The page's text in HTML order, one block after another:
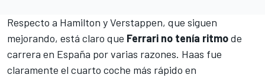
Respecto a Hamilton y Verstappen, que siguen
mejorando, está claro que Ferrari no tenía ritmode
carrera en España por varias razones. Haas fue
claramente el cuarto coche más rápido en